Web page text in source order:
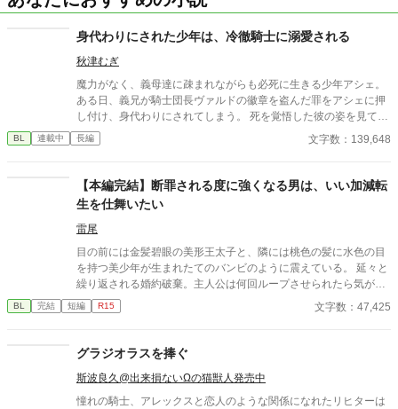
身代わりにされた少年は、冷徹騎士に溺愛される
秋津むぎ
魔力がなく、義母達に疎まれながらも必死に生きる少年アシェ。
ある日、義兄が騎士団長ヴァルドの徽章を盗んだ罪をアシェに押
し付け、身代わりにされてしまう。 死を覚悟した彼の姿を見て、
冷徹な騎士ヴァルドは――？ 傷ついた少年と騎士の、温かい溺愛
物語。 第13回BL大賞奨励賞頂きました！ 最終17位でした！応援
BL 連載中 長編 文字数：139,648
【本編完結】断罪される度に強くなる男は、いい加減転
生を仕舞いたい
雷尾
目の前には金髪碧眼の美形王太子と、隣には桃色の髪に水色の目
を持つ美少年が生まれたてのバンビのように震えている。 延々と
繰り返される婚約破棄。主人公は何回ループさせられたら気が済
むのだろうか。一応完結ですが気が向いたら番外編追加予定で
す。
BL 完結 短編 R15 文字数：47,425
グラジオラスを捧ぐ
斯波良久@出来損ないΩの猫獣人発売中
憧れの騎士、アレックスと恋人のような関係になれたリヒターは